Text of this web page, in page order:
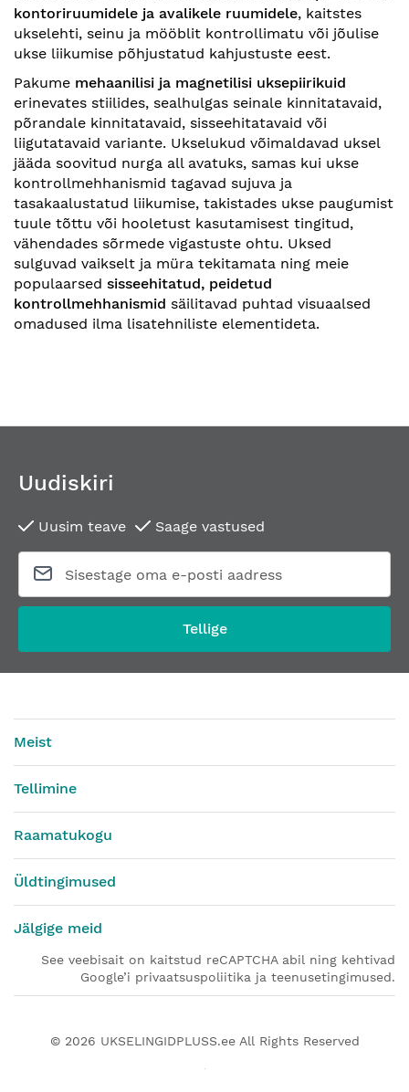
kontoriruumidele ja avalikele ruumidele, kaitstes
ukselehti, seinu ja mööblit kontrollimatu või jõulise
ukse liikumise põhjustatud kahjustuste eest.
Pakume mehaanilisi ja magnetilisi uksepiirikuid
erinevates stiilides, sealhulgas seinale kinnitatavaid,
põrandale kinnitatavaid, sisseehitatavaid või
liigutatavaid variante. Ukselukud võimaldavad uksel
jääda soovitud nurga all avatuks, samas kui ukse
kontrollmehhanismid tagavad sujuva ja
tasakaalustatud liikumise, takistades ukse paugumist
tuule tõttu või hooletust kasutamisest tingitud,
vähendades sõrmede vigastuste ohtu. Uksed
sulguvad vaikselt ja müra tekitamata ning meie
populaarsed sisseehitatud, peidetud
kontrollmehhanismid säilitavad puhtad visuaalsed
omadused ilma lisatehniliste elementideta.
Uudiskiri
Uusim teave Saage vastused
Tellige
Meist
Tellimine
Raamatukogu
Üldtingimused
Jälgige meid
See veebisait on kaitstud reCAPTCHA abil ning kehtivad
Google’i privaatsuspoliitika ja teenusetingimused.
© 2026 UKSELINGIDPLUSS.eeAll Rights Reserved